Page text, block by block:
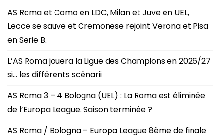
AS Roma et Como en LDC, Milan et Juve en UEL,
Lecce se sauve et Cremonese rejoint Verona et Pisa
en Serie B.
L’AS Roma jouera la Ligue des Champions en 2026/27
si… les différents scénarii
AS Roma 3 – 4 Bologna (UEL) : La Roma est éliminée
de l’Europa League. Saison terminée ?
AS Roma / Bologna – Europa League 8ème de finale